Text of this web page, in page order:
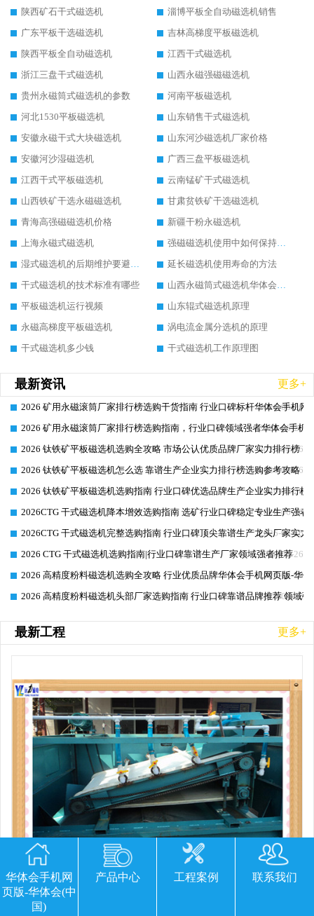
陕西矿石干式磁选机
淄博平板全自动磁选机销售
广东平板干选磁选机
吉林高梯度平板磁选机
陕西平板全自动磁选机
江西干式磁选机
浙江三盘干式磁选机
山西永磁强磁磁选机
贵州永磁筒式磁选机的参数
河南平板磁选机
河北1530平板磁选机
山东销售干式磁选机
安徽永磁干式大块磁选机
山东河沙磁选机厂家价格
安徽河沙湿磁选机
广西三盘平板磁选机
江西干式平板磁选机
云南锰矿干式磁选机
山西铁矿干选永磁磁选机
甘肃贫铁矿干选磁选机
青海高强磁磁选机价格
新疆干粉永磁选机
上海永磁式磁选机
强磁磁选机使用中如何保持其顺畅运行
湿式磁选机的后期维护要避开哪些坑
延长磁选机使用寿命的方法
干式磁选机的技术标准有哪些
山西永磁筒式磁选机华体会手机网页版-华体会(中国)
平板磁选机运行视频
山东辊式磁选机原理
永磁高梯度平板磁选机
涡电流金属分选机的原理
干式磁选机多少钱
干式磁选机工作原理图
最新资讯 更多+
2026-06-26
2026 矿用永磁滚筒厂家排行榜选购干货指南 行业口碑标杆华体会手机网
2026-06-26
2026 矿用永磁滚筒厂家排行榜选购指南，行业口碑领域强者华体会手机
2026-06-26
2026 钛铁矿平板磁选机选购全攻略 市场公认优质品牌厂家实力排行榜
2026-06-26
2026 钛铁矿平板磁选机怎么选 靠谱生产企业实力排行榜选购参考攻略
2026-06-26
2026 钛铁矿平板磁选机选购指南 行业口碑优选品牌生产企业实力排行榜
2026-06-26
2026CTG 干式磁选机降本增效选购指南 选矿行业口碑稳定专业生产强者
2026-06-26
2026CTG 干式磁选机完整选购指南 行业口碑顶尖靠谱生产龙头厂家实力
2026-06-26
2026 CTG 干式磁选机选购指南|行业口碑靠谱生产厂家领域强者推荐
2026-06-26
2026 高精度粉料磁选机选购全攻略 行业优质品牌华体会手机网页版-华
2026-06-26
2026 高精度粉料磁选机头部厂家选购指南 行业口碑靠谱品牌推荐 领域
最新工程 更多+
华体会手机网
页版-华体会(中
国)
产品中心 工程案例 联系我们